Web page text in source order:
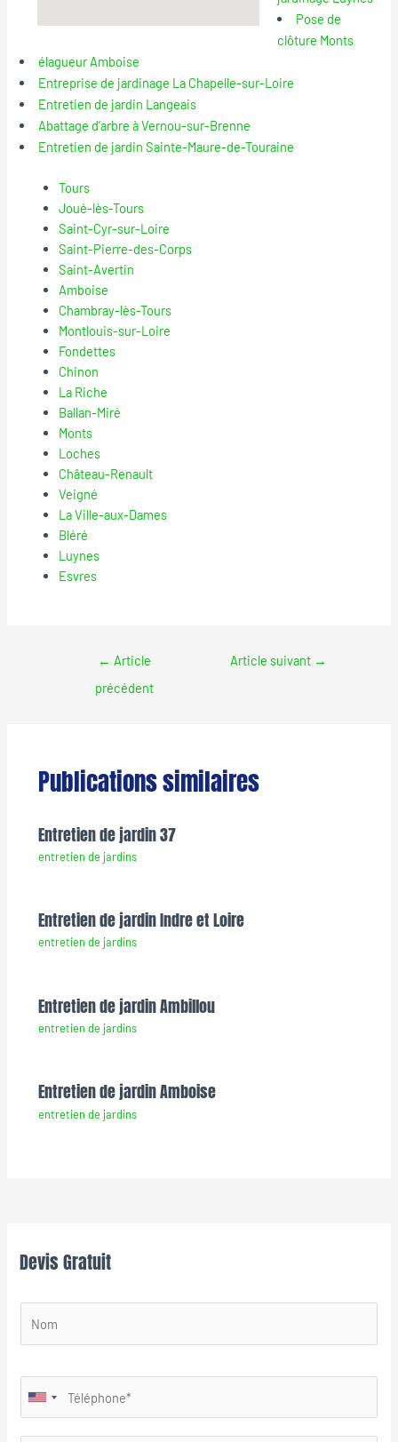
Pose de
clôture Monts
élagueur Amboise
Entreprise de jardinage La Chapelle-sur-Loire
Entretien de jardin Langeais
Abattage d’arbre à Vernou-sur-Brenne
Entretien de jardin Sainte-Maure-de-Touraine
Tours
Joué-lès-Tours
Saint-Cyr-sur-Loire
Saint-Pierre-des-Corps
Saint-Avertin
Amboise
Chambray-lès-Tours
Montlouis-sur-Loire
Fondettes
Chinon
La Riche
Ballan-Miré
Monts
Loches
Château-Renault
Veigné
La Ville-aux-Dames
Bléré
Luynes
Esvres
← Article
précédent
Article suivant →
Publications similaires
Entretien de jardin 37
entretien de jardins
Entretien de jardin Indre et Loire
entretien de jardins
Entretien de jardin Ambillou
entretien de jardins
Entretien de jardin Amboise
entretien de jardins
Devis Gratuit